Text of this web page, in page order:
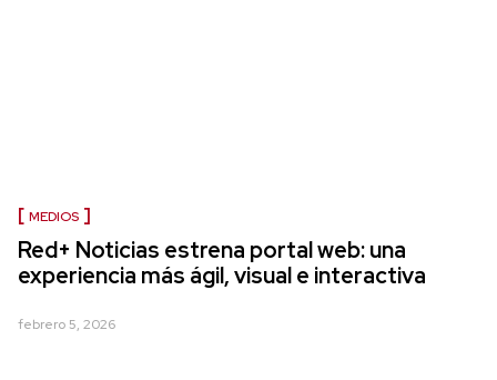
MEDIOS
Red+ Noticias estrena portal web: una
experiencia más ágil, visual e interactiva
febrero 5, 2026